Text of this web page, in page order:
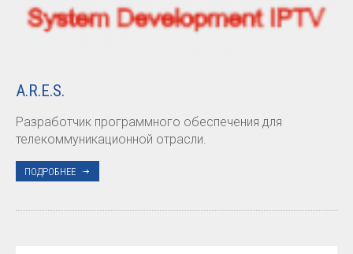
A.R.E.S.
Разработчик программного обеспечения для
телекоммуникационной отрасли.
ПОДРОБНЕЕ